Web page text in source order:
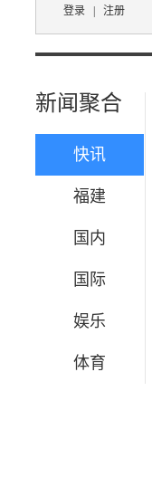
登录 | 注册
新闻聚合
快讯
福建
国内
国际
娱乐
体育